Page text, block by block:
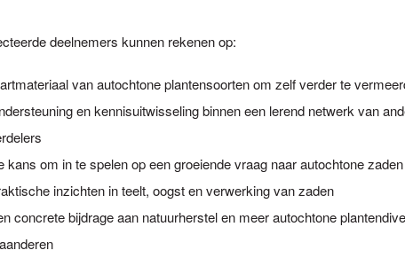
deelnemers kunnen rekenen op:
van autochtone plantensoorten om zelf verder te
en kennisuitwisseling binnen een lerend netwerk van
kans om in te spelen op een groeiende vraag naar autochtone zaden
inzichten in teelt, oogst en verwerking van zaden
concrete bijdrage aan natuurherstel en meer autochtone